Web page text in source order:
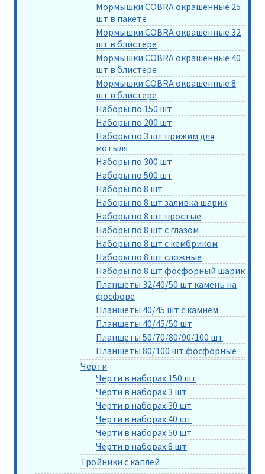
Мормышки COBRA окрашенные 25
шт в пакете
Мормышки COBRA окрашенные 32
шт в блистере
Мормышки COBRA окрашенные 40
шт в блистере
Мормышки COBRA окрашенные 8
шт в блистере
Наборы по 150 шт
Наборы по 200 шт
Наборы по 3 шт прижим для
мотыля
Наборы по 300 шт
Наборы по 500 шт
Наборы по 8 шт
Наборы по 8 шт заливка шарик
Наборы по 8 шт простые
Наборы по 8 шт с глазом
Наборы по 8 шт с кембриком
Наборы по 8 шт сложные
Наборы по 8 шт фосфорный шарик
Планшеты 32/40/50 шт камень на
фосфоре
Планшеты 40/45 шт с камнем
Планшеты 40/45/50 шт
Планшеты 50/70/80/90/100 шт
Планшеты 80/100 шт фосфорные
Черти
Черти в наборах 150 шт
Черти в наборах 3 шт
Черти в наборах 30 шт
Черти в наборах 40 шт
Черти в наборах 50 шт
Черти в наборах 8 шт
Тройники с каплей